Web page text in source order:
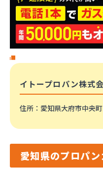
イトープロパン株式
住所 ：愛知県大府市中央
愛知県のプロパ